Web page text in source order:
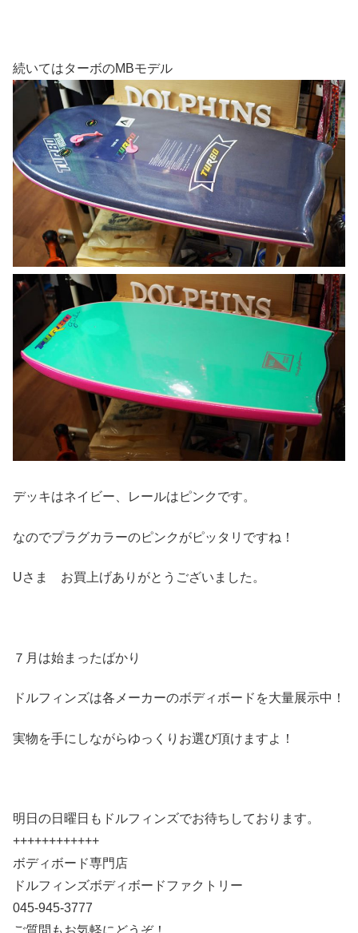
続いてはターボのMBモデル
デッキはネイビー、レールはピンクです。
なのでプラグカラーのピンクがピッタリですね！
Uさま お買上げありがとうございました。
７月は始まったばかり
ドルフィンズは各メーカーのボディボードを大量展示中！
実物を手にしながらゆっくりお選び頂けますよ！
明日の日曜日もドルフィンズでお待ちしております。
++++++++++++
ボディボード専門店
ドルフィンズボディボードファクトリー
045-945-3777